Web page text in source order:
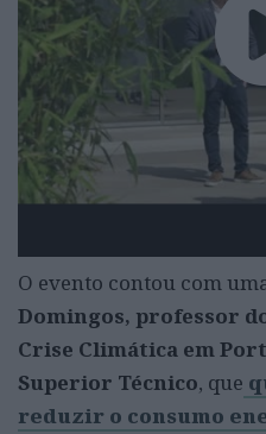
O evento contou com
Domingos, professor
Crise Climática em
Superior Técnico, que
reduzir o consumo